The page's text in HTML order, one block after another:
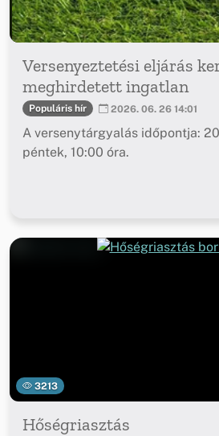
Versenyeztetési eljárás
meghirdetett ingatlan
Populáris hír 2026. 06. 26 14:01
A versenytárgyalás időpontja:
péntek, 10:00 óra.
3213
Hőségriasztás